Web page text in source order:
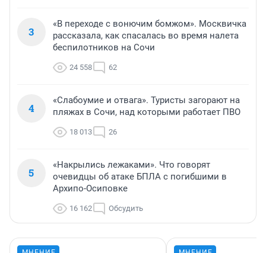
3
«В переходе с вонючим бомжом». Москвичка
рассказала, как спасалась во время налета
беспилотников на Сочи
24 558 62
4
«Слабоумие и отвага». Туристы загорают на
пляжах в Сочи, над которыми работает ПВО
18 013 26
5
«Накрылись лежаками». Что говорят
очевидцы об атаке БПЛА с погибшими в
Архипо-Осиповке
16 162 Обсудить